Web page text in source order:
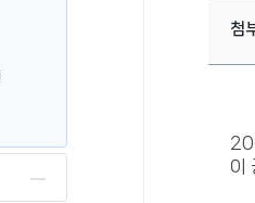
첨
이